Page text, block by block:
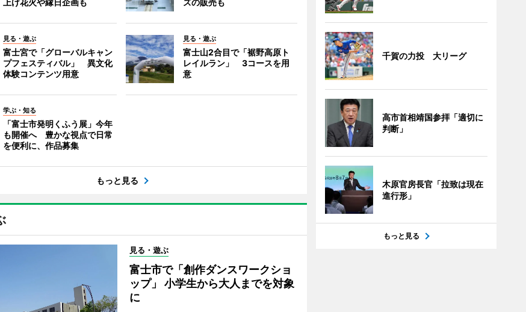
見る・遊ぶ
富士宮で「グローバルキャン
プフェスティバル」 異文化
体験コンテンツ用意
見る・遊ぶ
富士山2合目で「裾野高原ト
レイルラン」 3コースを用
意
学ぶ・知る
「富士市発明くふう展」今年
も開催へ 豊かな視点で日常
を便利に、作品募集
もっと見る
見る・遊ぶ
富士市で「創作ダンスワークショ
ップ」 小学生から大人までを対象
に
千賀の力投 大リーグ
高市首相靖国参拝「適切に
判断」
木原官房長官「拉致は現在
進行形」
もっと見る